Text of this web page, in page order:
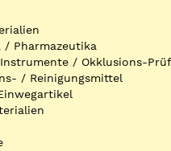
/ Pharmazeutika
/ Okklusions-
/ Reinigungsmittel